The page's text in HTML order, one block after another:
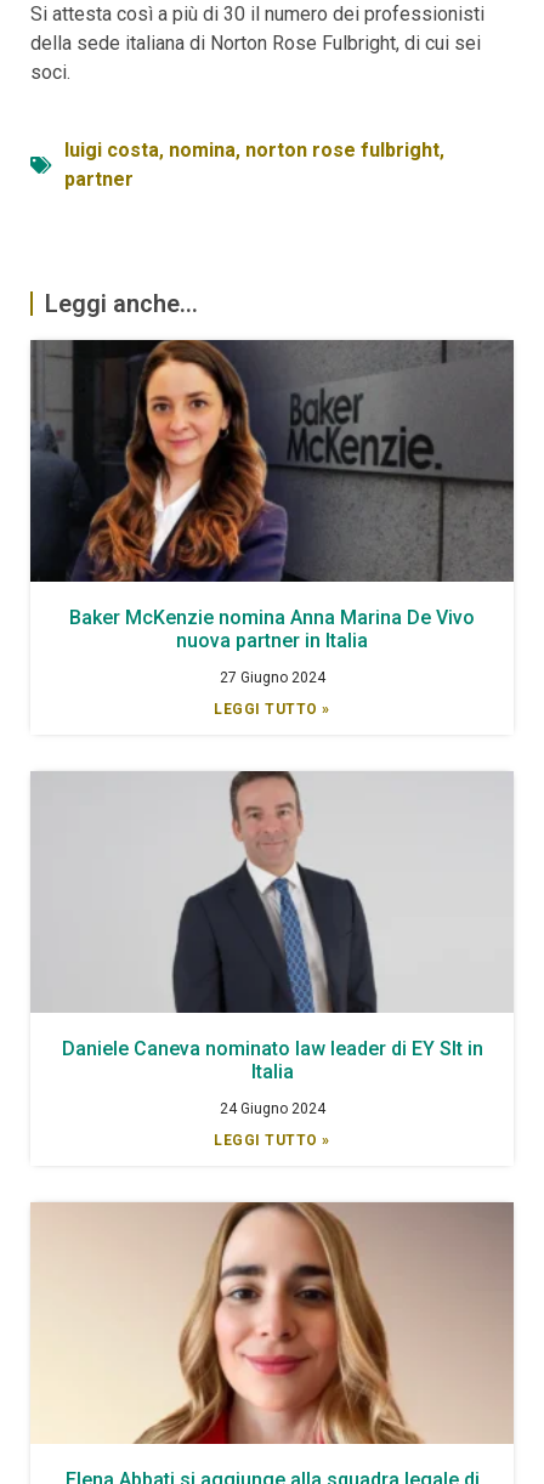
Si attesta così a più di 30 il numero dei professionisti
della sede italiana di Norton Rose Fulbright, di cui sei
soci.
luigi costa, nomina, norton rose fulbright,
partner
Leggi anche...
Baker McKenzie nomina Anna Marina De Vivo
nuova partner in Italia
27 Giugno 2024
LEGGI TUTTO »
Daniele Caneva nominato law leader di EY Slt in
Italia
24 Giugno 2024
LEGGI TUTTO »